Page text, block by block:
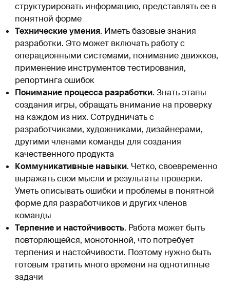
структурировать информацию, представлять ее в
понятной форме
Технические умения. Иметь базовые знания
разработки. Это может включать работу с
операционными системами, понимание движков,
применение инструментов тестирования,
репортинга ошибок
Понимание процесса разработки. Знать этапы
создания игры, обращать внимание на проверку
на каждом из них. Сотрудничать с
разработчиками, художниками, дизайнерами,
другими членами команды для создания
качественного продукта
Коммуникативные навыки. Четко, своевременно
выражать свои мысли и результаты проверки.
Уметь описывать ошибки и проблемы в понятной
форме для разработчиков и других членов
команды
Терпение и настойчивость. Работа может быть
повторяющейся, монотонной, что потребует
терпения и настойчивости. Поэтому нужно быть
готовым тратить много времени на однотипные
задачи